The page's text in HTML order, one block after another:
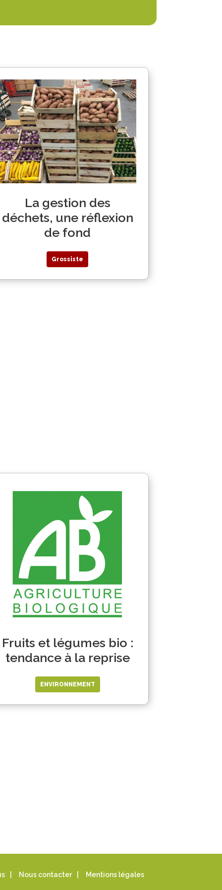
La gestion des
déchets, une réflexion
de fond
Grossiste
Fruits et légumes bio :
tendance à la reprise
ENVIRONNEMENT
Nous contacter Mentions légales